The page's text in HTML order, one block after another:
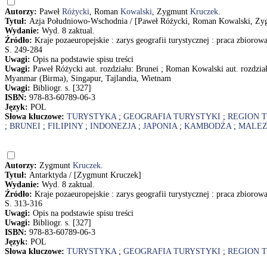
Autorzy: Paweł Różycki, Roman Kowalski, Zygmunt Kruczek.
Tytuł: Azja Południowo-Wschodnia / [Paweł Różycki, Roman Kowalski,
Wydanie: Wyd. 8 zaktual.
Źródło: Kraje pozaeuropejskie : zarys geografii turystycznej : praca
S. 249-284
Uwagi: Opis na podstawie spisu treści
Uwagi: Paweł Różycki aut. rozdziału: Brunei ; Roman Kowalski aut.
Myanmar (Birma), Singapur, Tajlandia, Wietnam
Uwagi: Bibliogr. s. [327]
ISBN: 978-83-60789-06-3
Język: POL
Słowa kluczowe: TURYSTYKA; GEOGRAFIA TURYSTYKI ; REGION
; BRUNEI ; FILIPINY; INDONEZJA; JAPONIA; KAMBODŻA;
Autorzy: Zygmunt Kruczek.
Tytuł: Antarktyda / [Zygmunt Kruczek]
Wydanie: Wyd. 8 zaktual.
Źródło: Kraje pozaeuropejskie : zarys geografii turystycznej : praca
S. 313-316
Uwagi: Opis na podstawie spisu treści
Uwagi: Bibliogr. s. [327]
ISBN: 978-83-60789-06-3
Język: POL
Słowa kluczowe: TURYSTYKA; GEOGRAFIA TURYSTYKI ; REGION